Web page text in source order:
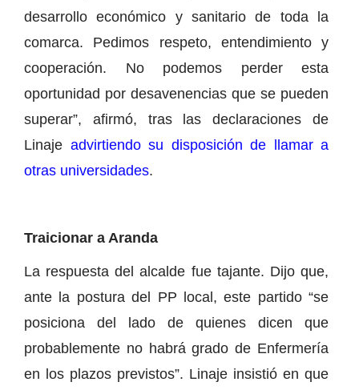
desarrollo económico y sanitario de toda la
comarca. Pedimos respeto, entendimiento y
cooperación. No podemos perder esta
oportunidad por desavenencias que se pueden
superar”, afirmó, tras las declaraciones de
Linaje advirtiendo su disposición de llamar a
otras universidades.
Traicionar a Aranda
La respuesta del alcalde fue tajante. Dijo que,
ante la postura del PP local, este partido “se
posiciona del lado de quienes dicen que
probablemente no habrá grado de Enfermería
en los plazos previstos”. Linaje insistió en que